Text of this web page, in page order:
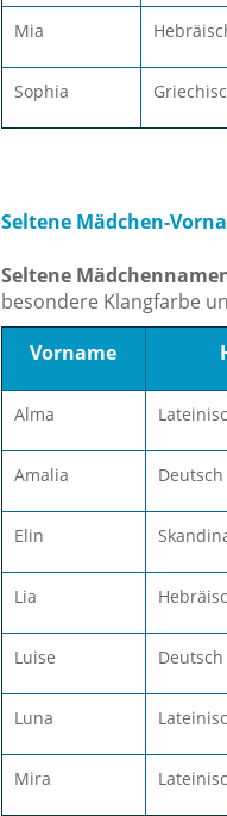
Mia
Sophia
Seltene Mädchen-
Seltene
besondere Klangfarbe
Vorname
Alma
Amalia Deutsch
Elin
Lia
Luise Deutsch
Luna
Mira